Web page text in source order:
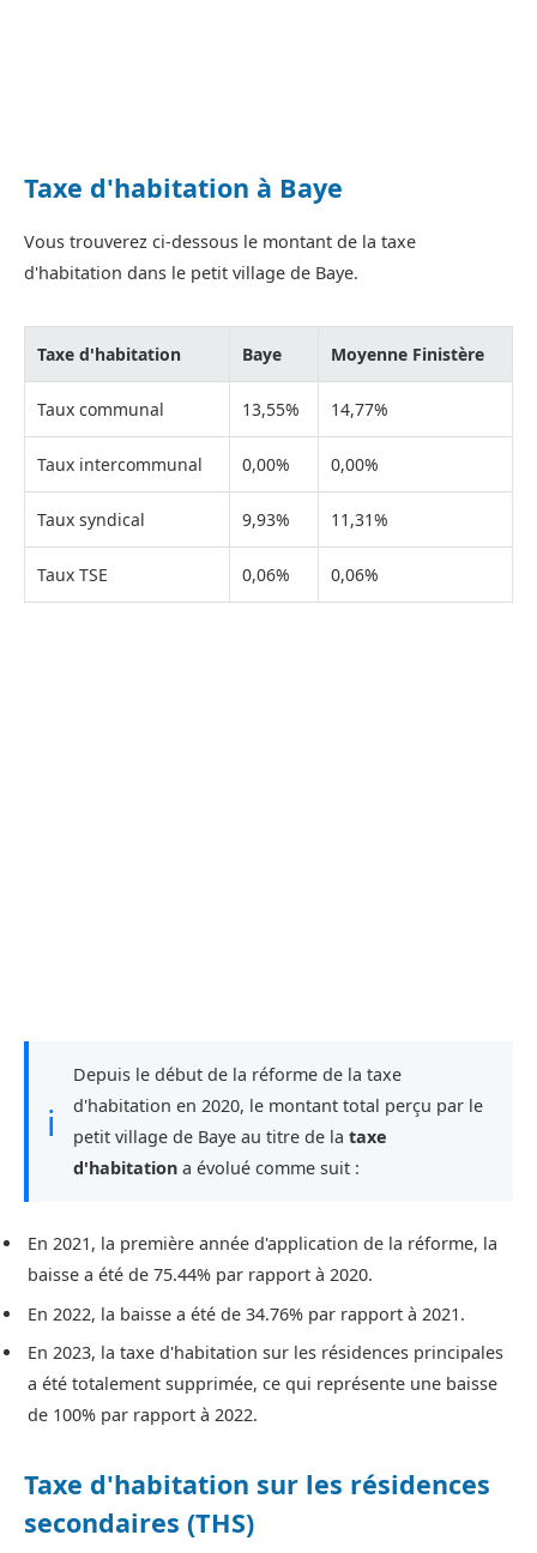
Taxe d'habitation à Baye
Vous trouverez ci-dessous le montant de la taxe
d'habitation dans le petit village de Baye.
Taxe d'habitation Baye Moyenne Finistère
Taux communal 13,55% 14,77%
Taux intercommunal 0,00% 0,00%
Taux syndical 9,93% 11,31%
Taux TSE 0,06% 0,06%
ℹ
Depuis le début de la réforme de la taxe
d'habitation en 2020, le montant total perçu par le
petit village de Baye au titre de la taxe
d'habitation a évolué comme suit :
En 2021, la première année d'application de la réforme, la
baisse a été de 75.44% par rapport à 2020.
En 2022, la baisse a été de 34.76% par rapport à 2021.
En 2023, la taxe d'habitation sur les résidences principales
a été totalement supprimée, ce qui représente une baisse
de 100% par rapport à 2022.
Taxe d'habitation sur les résidences
secondaires (THS)